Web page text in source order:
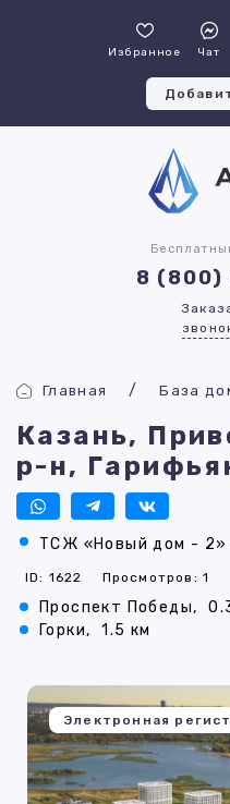
Избранное Чат
8 (800)
Главная База
Казань,
р-н,
ТСЖ «Новый дом - 2»
ID: 1622 Просмотров: 1
Проспект Победы,
Горки,
1.5 км
Электронная